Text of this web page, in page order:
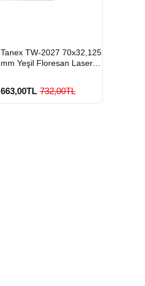
GÖNDERİ
Tanex TW-2027 70x32,125
mm Yeşil Floresan Laser
663,00TL 732,00TL